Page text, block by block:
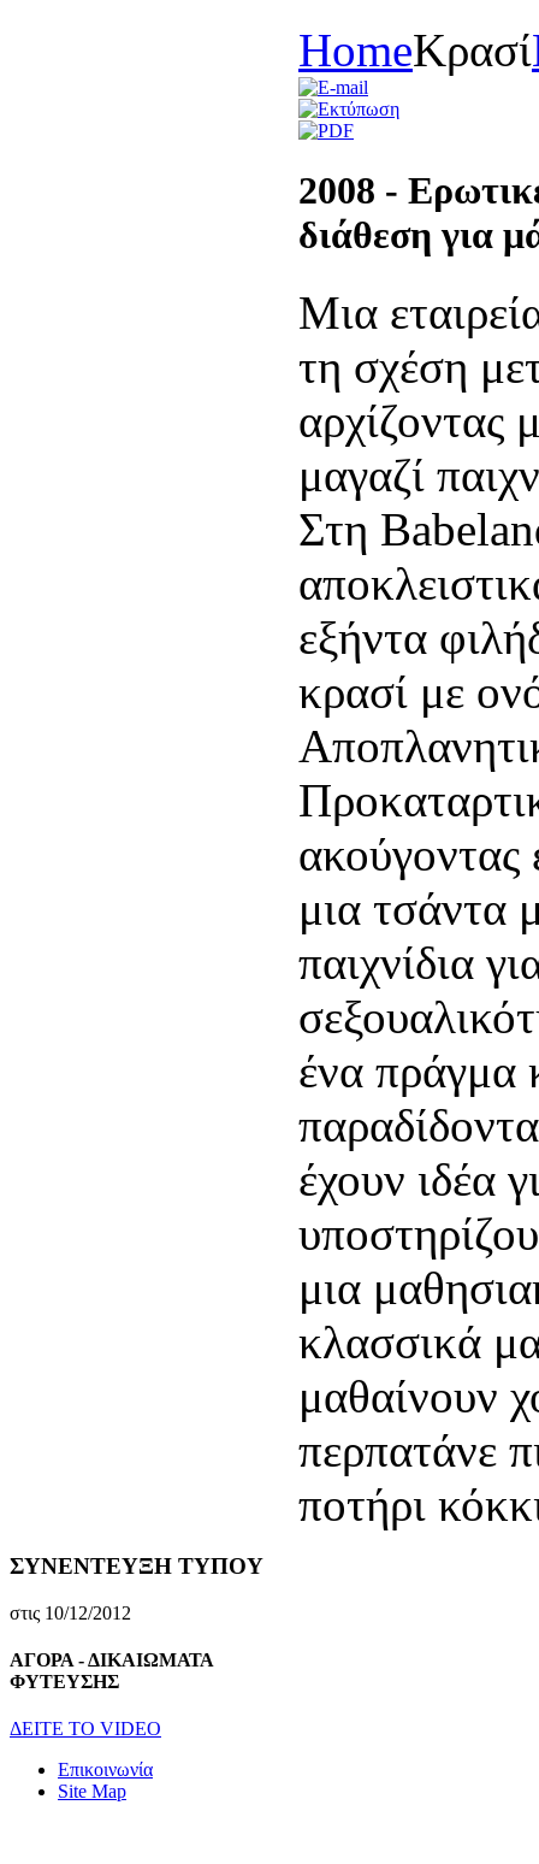
HomeΚρασί
2008 -
διάθεση για
Μια
τη σχέση
αρχίζοντας
μαγαζί
Στη
εξήντα
κρασί με
ακούγοντας
μια τσάντα
παιχνίδια
ένα πράγμα
έχουν ιδέα
μια
κλασσικά
μαθαίνουν
περπατάνε
ποτήρι
ΣΥΝΕΝΤΕΥΞΗ ΤΥΠΟΥ
στις 10/12/2012
ΑΓΟΡΑ - ΔΙΚΑΙΩΜΑΤΑ
ΦΥΤΕΥΣΗΣ
ΔEITE TO VIDEO
Επικοινωνία
Site Map